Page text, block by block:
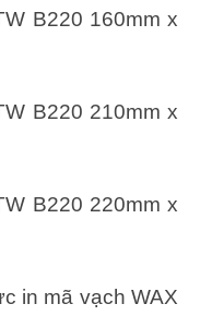
B220 160mm x
B220 210mm x
B220 220mm x
in mã vạch WAX